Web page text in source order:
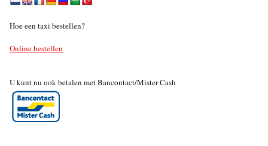
Hoe een taxi bestellen?
Online bestellen
U kunt nu ook betalen met Bancontact/Mister Cash